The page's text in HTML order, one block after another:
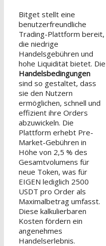
Bitget stellt eine
benutzerfreundliche
Trading-Plattform bereit,
die niedrige
Handelsgebühren und
hohe Liquidität bietet. Die
Handelsbedingungen
sind so gestaltet, dass
sie den Nutzern
ermöglichen, schnell und
effizient ihre Orders
abzuwickeln. Die
Plattform erhebt Pre-
Market-Gebühren in
Höhe von 2,5 % des
Gesamtvolumens für
neue Token, was für
EIGEN lediglich 2500
USDT pro Order als
Maximalbetrag umfasst.
Diese kalkulierbaren
Kosten fördern ein
angenehmes
Handelserlebnis.